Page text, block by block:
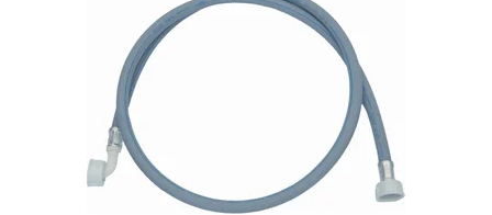
Napouštěcí hadice JOLLY v celkové délce 4,0 m,
3/4“ dodávaná včetně těsnění. Hadice je určená
pro všechny druhy praček a myček nádobí.
Jedna strana obsahuje přímou koncovku a
druhá strana obsahuje koncovku s kolínkem
Dostupnost: